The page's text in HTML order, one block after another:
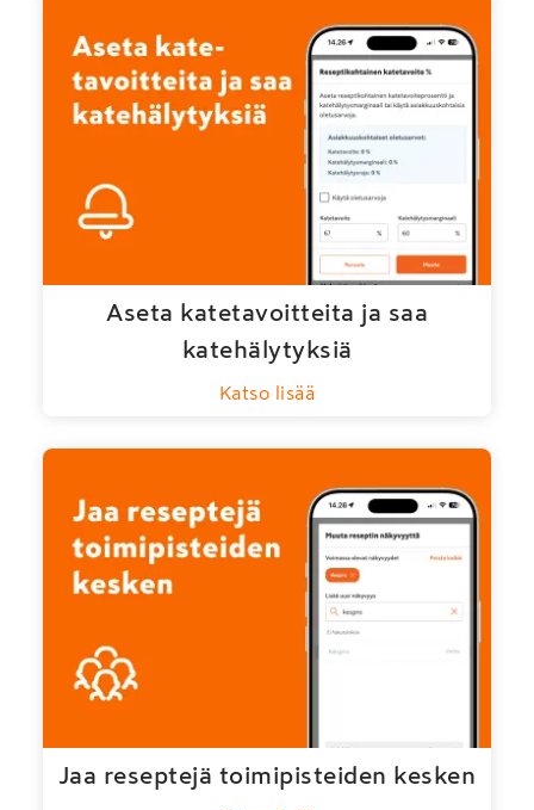
Aseta katetavoitteita ja saa
katehälytyksiä
Katso lisää
Jaa reseptejä toimipisteiden kesken